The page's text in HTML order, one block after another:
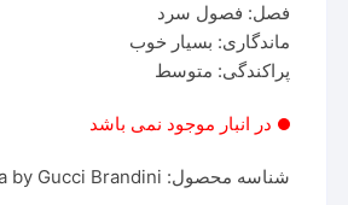
فصل: فصول سرد
ماندگاری: بسیار خوب
پراکندگی: متوسط
در انبار موجود نمی باشد
شناسه محصول: by Gucci Brandini